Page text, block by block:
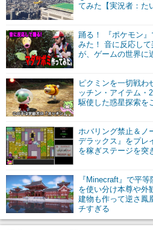
てみた【実況者：た
踊る！ 『ポケモン』
みた！ 音に反応し
が、ゲームの世界に
ピクミンを一切戦わ
ッチン・アイテム・
駆使した惑星探索を
ホバリング禁止＆ノ
デラックス』をプレ
を稼ぎステージを突
『Minecraft』で平
を使い分け本尊や外
建物も作って逆さ鳳
チすぎる